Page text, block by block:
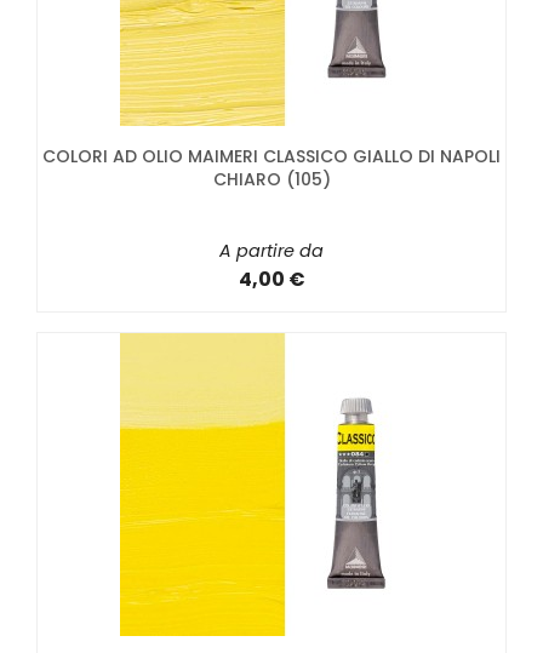
COLORI AD OLIO MAIMERI CLASSICO GIALLO DI NAPOLI
CHIARO (105)
A partire da
4,00 €